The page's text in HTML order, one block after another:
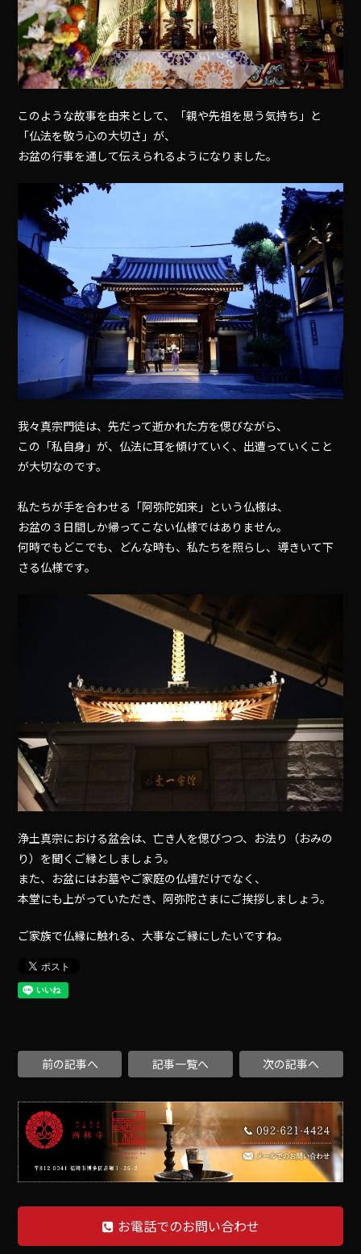
このような故事を由来として、「親や先祖を思う気持ち」と
「仏法を敬う心の大切さ」が、
お盆の行事を通して伝えられるようになりました。
我々真宗門徒は、先だって逝かれた方を偲びながら、
この「私自身」が、仏法に耳を傾けていく、出遭っていくこと
が大切なのです。
私たちが手を合わせる「阿弥陀如来」という仏様は、
お盆の３日間しか帰ってこない仏様ではありません。
何時でもどこでも、どんな時も、私たちを照らし、導きいて下
さる仏様です。
浄土真宗における盆会は、亡き人を偲びつつ、お法り（おみの
り）を聞くご縁としましょう。
また、お盆にはお墓やご家庭の仏壇だけでなく、
本堂にも上がっていただき、阿弥陀さまにご挨拶しましょう。
ご家族で仏縁に触れる、大事なご縁にしたいですね。
前の記事へ 記事一覧へ 次の記事へ
お電話でのお問い合わせ